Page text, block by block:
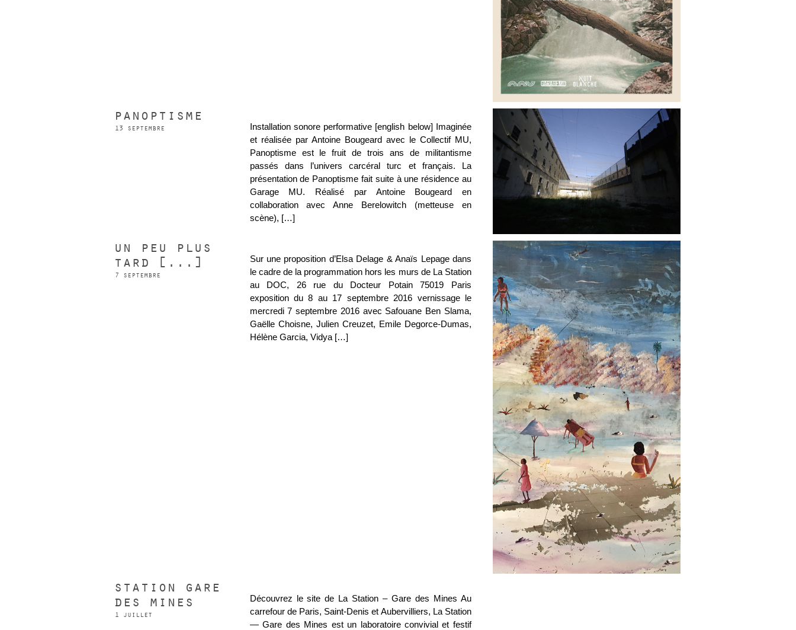
panoptisme
13 septembre
Installation sonore performative [english below] Imaginée
et réalisée par Antoine Bougeard avec le Collectif MU,
Panoptisme est le fruit de trois ans de militantisme
passés dans l’univers carcéral turc et français. La
présentation de Panoptisme fait suite à une résidence au
Garage MU. Réalisé par Antoine Bougeard en
collaboration avec Anne Berelowitch (metteuse en
scène), […]
un peu plus
tard [...]
7 septembre
Sur une proposition d’Elsa Delage & Anaïs Lepage dans
le cadre de la programmation hors les murs de La Station
au DOC, 26 rue du Docteur Potain 75019 Paris
exposition du 8 au 17 septembre 2016 vernissage le
mercredi 7 septembre 2016 avec Safouane Ben Slama,
Gaëlle Choisne, Julien Creuzet, Emile Degorce-Dumas,
Hélène Garcia, Vidya […]
station gare
des mines
1 juillet
Découvrez le site de La Station – Gare des Mines Au
carrefour de Paris, Saint-Denis et Aubervilliers, La Station
— Gare des Mines est un laboratoire convivial et festif